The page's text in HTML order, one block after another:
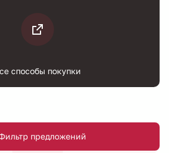
способы покупки
предложений